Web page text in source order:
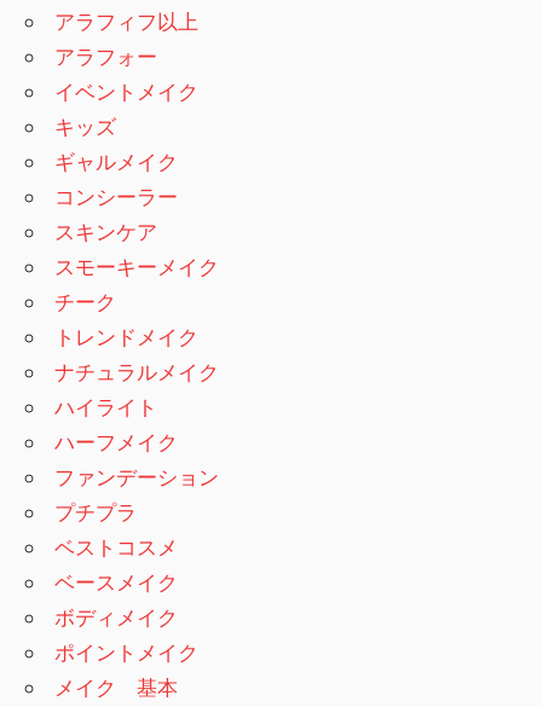
アラフィフ以上
アラフォー
イベントメイク
キッズ
ギャルメイク
コンシーラー
スキンケア
スモーキーメイク
チーク
トレンドメイク
ナチュラルメイク
ハイライト
ハーフメイク
ファンデーション
プチプラ
ベストコスメ
ベースメイク
ボディメイク
ポイントメイク
メイク 基本